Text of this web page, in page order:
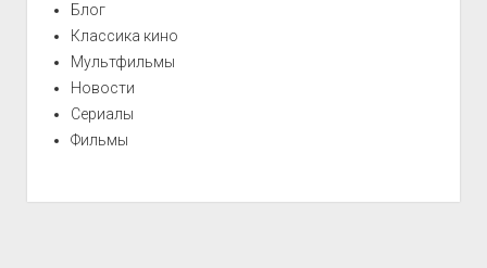
Блог
Классика кино
Мультфильмы
Новости
Сериалы
Фильмы